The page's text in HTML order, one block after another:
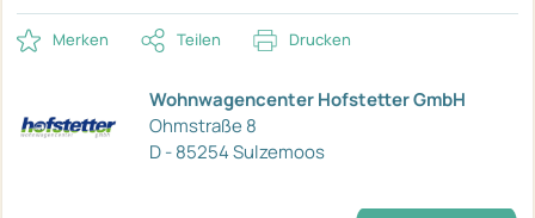
Merken Teilen Drucken
Wohnwagencenter Hofstetter GmbH
Ohmstraße 8
D - 85254 Sulzemoos